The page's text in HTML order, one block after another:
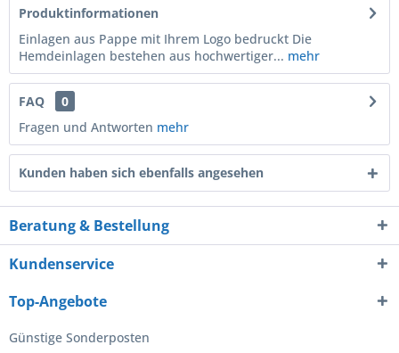
Produktinformationen
Einlagen aus Pappe mit Ihrem Logo bedruckt Die
Hemdeinlagen bestehen aus hochwertiger... mehr
FAQ
0
Fragen und Antworten mehr
Kunden haben sich ebenfalls angesehen
Beratung & Bestellung
Kundenservice
Top-Angebote
Günstige Sonderposten